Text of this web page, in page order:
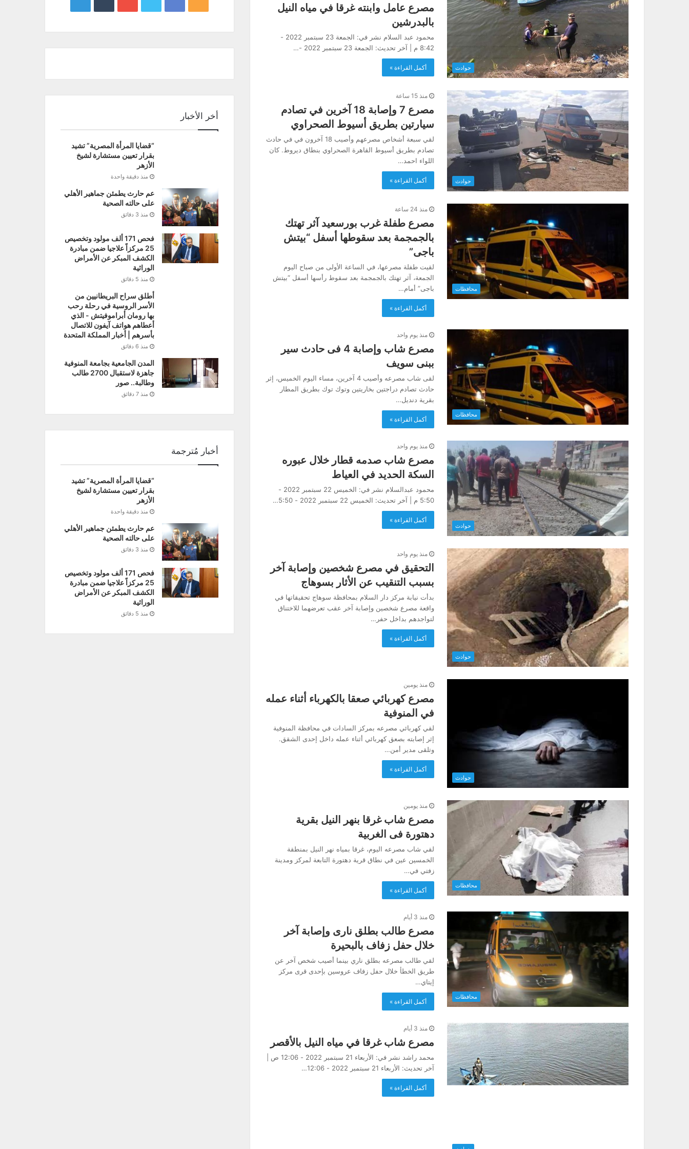
حوادث
مصرع عامل وابنته غرقا في مياه النيل
بالبدرشين
محمود عبد السلام نشر في: الجمعة 23 سبتمبر 2022 -
8:42 م | آخر تحديث: الجمعة 23 سبتمبر 2022 -…
أكمل القراءة »
حوادث
منذ 15 ساعة
مصرع 7 وإصابة 18 آخرين في تصادم
سيارتين بطريق أسيوط الصحراوي
لقي سبعة أشخاص مصرعهم وأصيب 18 آخرون في في حادث
تصادم بطريق أسيوط القاهرة الصحراوي بنطاق ديروط. كان
اللواء احمد…
أكمل القراءة »
محافظات
منذ 24 ساعة
مصرع طفلة غرب بورسعيد آثر تهتك
بالجمجمة بعد سقوطها أسفل “بيتش
باجى”
لقيت طفلة مصرعها، في الساعة الأولى من صباح اليوم
الجمعة، آثر تهتك بالجمجمة بعد سقوط رأسها أسفل “بيتش
باجى” أمام…
أكمل القراءة »
محافظات
منذ يوم واحد
مصرع شاب وإصابة 4 فى حادث سير
ببنى سويف
لقى شاب مصرعه وأصيب 4 آخرين، مساء اليوم الخميس، إثر
حادث تصادم دراجتين بخاريتين وتوك توك بطريق المطار
بقرية دنديل…
أكمل القراءة »
حوادث
منذ يوم واحد
مصرع شاب صدمه قطار خلال عبوره
السكة الحديد في العياط
محمود عبدالسلام نشر في: الخميس 22 سبتمبر 2022 -
5:50 م | آخر تحديث: الخميس 22 سبتمبر 2022 - 5:50…
أكمل القراءة »
حوادث
منذ يوم واحد
التحقيق في مصرع شخصين وإصابة آخر
بسبب التنقيب عن الأثار بسوهاج
بدأت نيابة مركز دار السلام بمحافظة سوهاج تحقيقاتها في
واقعة مصرع شخصين وإصابة آخر عقب تعرضهما للاختناق
لتواجدهم بداخل حفر…
أكمل القراءة »
حوادث
منذ يومين
مصرع كهربائي صعقا بالكهرباء أثناء عمله
في المنوفية
لقي كهربائي مصرعه بمركز السادات في محافظة المنوفية
إثر إصابته بصعق كهربائي أثناء عمله داخل إحدى الشقق.
وتلقى مدير أمن…
أكمل القراءة »
محافظات
منذ يومين
مصرع شاب غرقا بنهر النيل بقرية
دهتورة فى الغربية
لقي شاب مصرعه اليوم، غرقا بمياه نهر النيل بمنطقة
الخمسين عين في نطاق قرية دهتورة التابعة لمركز ومدينة
زفتي في…
أكمل القراءة »
محافظات
منذ 3 أيام
مصرع طالب بطلق نارى وإصابة آخر
خلال حفل زفاف بالبحيرة
لقي طالب مصرعه بطلق ناري بينما أصيب شخص آخر عن
طريق الخطأ خلال حفل زفاف عروسين بإحدى قرى مركز
إيتاي…
أكمل القراءة »
منذ 3 أيام
مصرع شاب غرقا في مياه النيل بالأقصر
محمد راشد نشر في: الأربعاء 21 سبتمبر 2022 - 12:06 ص |
آخر تحديث: الأربعاء 21 سبتمبر 2022 - 12:06…
أكمل القراءة »
أخر الأخبار
“قضايا المرأة المصرية” تشيد
بقرار تعيين مستشارة لشيخ
الأزهر
منذ دقيقة واحدة
عم حارث يطمئن جماهير الأهلي
على حالته الصحية
منذ 3 دقائق
فحص 171 ألف مولود وتخصيص
25 مركزاً علاجيا ضمن مبادرة
الكشف المبكر عن الأمراض
الوراثية
منذ 5 دقائق
أطلق سراح البريطانيين من
الأسر الروسية في رحلة رحب
بها رومان أبراموفيتش - الذي
أعطاهم هواتف آيفون للاتصال
بأسرهم | أخبار المملكة المتحدة
منذ 6 دقائق
المدن الجامعية بجامعة المنوفية
جاهزة لاستقبال 2700 طالب
وطالبة.. صور
منذ 7 دقائق
أخبار مُترجمة
“قضايا المرأة المصرية” تشيد
بقرار تعيين مستشارة لشيخ
الأزهر
منذ دقيقة واحدة
عم حارث يطمئن جماهير الأهلي
على حالته الصحية
منذ 3 دقائق
فحص 171 ألف مولود وتخصيص
25 مركزاً علاجيا ضمن مبادرة
الكشف المبكر عن الأمراض
الوراثية
منذ 5 دقائق